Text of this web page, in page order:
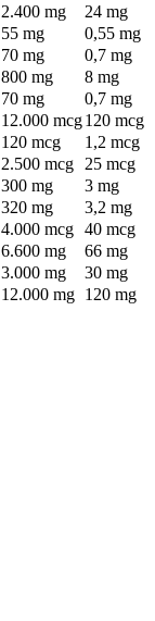
2.400 mg
24 mg
55 mg
0,55 mg
70 mg
0,7 mg
800 mg
8 mg
70 mg
0,7 mg
12.000 mcg120 mcg
120 mcg
1,2 mcg
2.500 mcg
25 mcg
300 mg
3 mg
320 mg
3,2 mg
4.000 mcg 40 mcg
6.600 mg
66 mg
3.000 mg
30 mg
12.000 mg 120 mg